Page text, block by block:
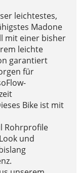
leichtestes,
Madone
mit einer bisher
leichte
garantiert
für
Bike ist mit
Rohrprofile
und